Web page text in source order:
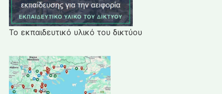
Το εκπαιδευτικό υλικό του δικτύου